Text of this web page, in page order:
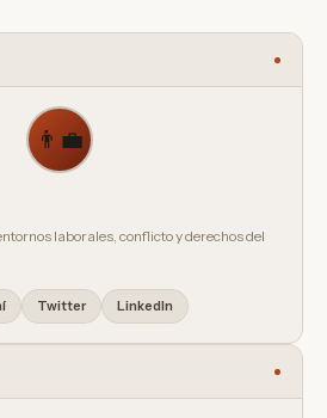
👨‍💼
laborales, conflicto y derechos del
Twitter LinkedIn